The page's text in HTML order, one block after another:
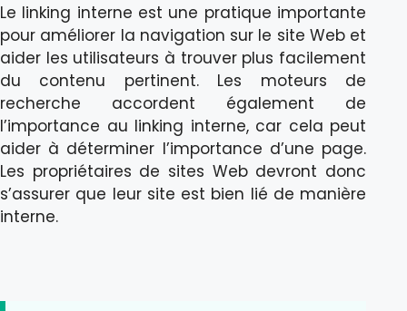
Le linking interne est une pratique importante
pour améliorer la navigation sur le site Web et
aider les utilisateurs à trouver plus facilement
du contenu pertinent. Les moteurs de
recherche accordent également de
l’importance au linking interne, car cela peut
aider à déterminer l’importance d’une page.
Les propriétaires de sites Web devront donc
s’assurer que leur site est bien lié de manière
interne.